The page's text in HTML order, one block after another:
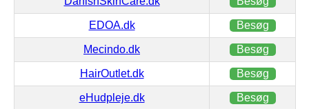
EDOA.dk Besøg
Mecindo.dk Besøg
HairOutlet.dk Besøg
eHudpleje.dk Besøg